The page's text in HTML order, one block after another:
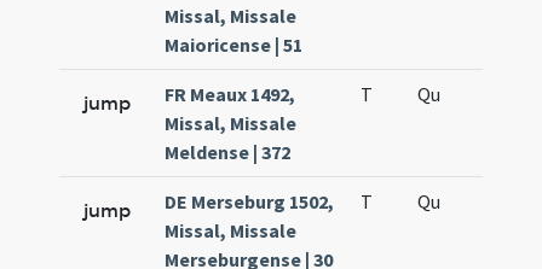
Missal, Missale
Maioricense | 51
jump
FR Meaux 1492,
Missal, Missale
Meldense | 372
T Qu
jump
DE Merseburg 1502,
Missal, Missale
Merseburgense | 30
T Qu